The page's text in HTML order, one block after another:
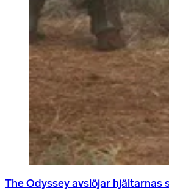
The Odyssey avslöjar hjältarnas